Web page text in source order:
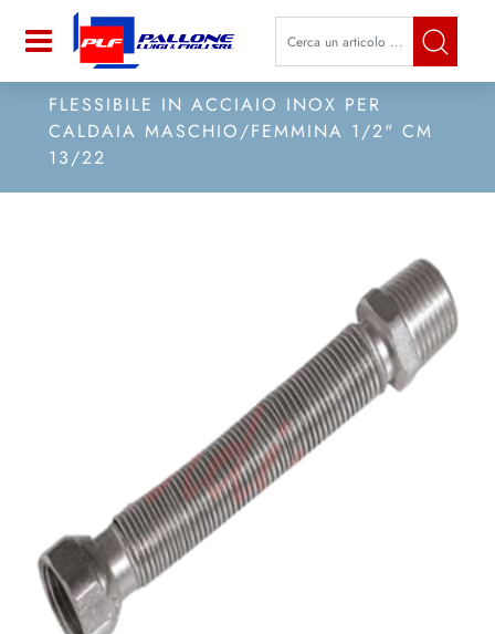
Open La modifica di un filtro
FLESSIBILE IN ACCIAIO INOX PER
CALDAIA MASCHIO/FEMMINA 1/2" CM
13/22